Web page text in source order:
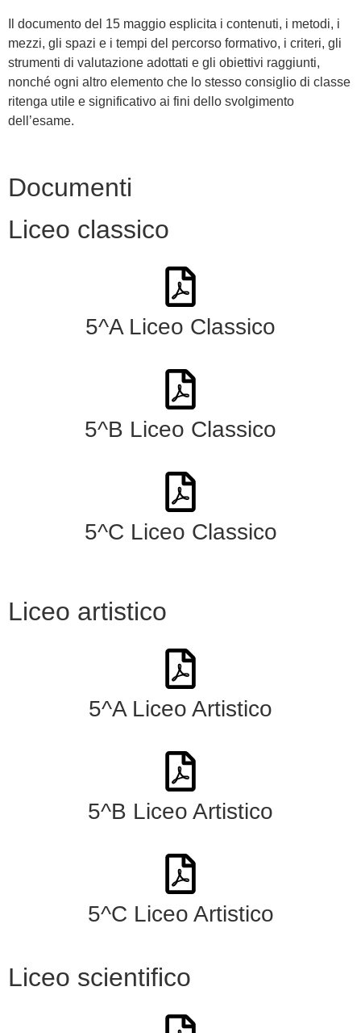
Il documento del 15 maggio esplicita i contenuti, i metodi, i
mezzi, gli spazi e i tempi del percorso formativo, i criteri, gli
strumenti di valutazione adottati e gli obiettivi raggiunti,
nonché ogni altro elemento che lo stesso consiglio di classe
ritenga utile e significativo ai fini dello svolgimento
dell’esame.
Documenti
Liceo classico
5^A Liceo Classico
5^B Liceo Classico
5^C Liceo Classico
Liceo artistico
5^A Liceo Artistico
5^B Liceo Artistico
5^C Liceo Artistico
Liceo scientifico